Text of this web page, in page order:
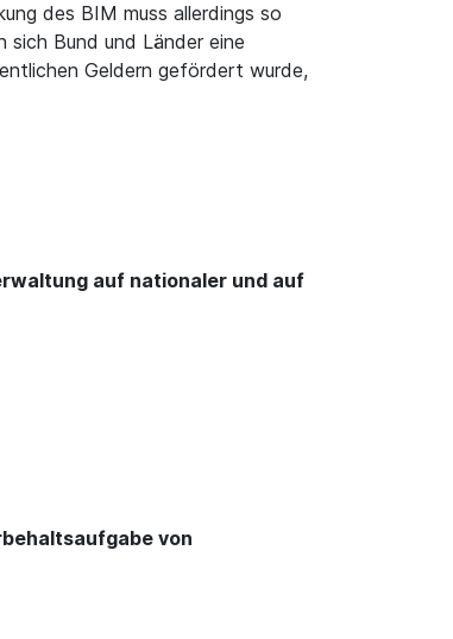
des BIM muss allerdings so
sich Bund und Länder eine
Geldern gefördert wurde,
auf nationaler und auf
von